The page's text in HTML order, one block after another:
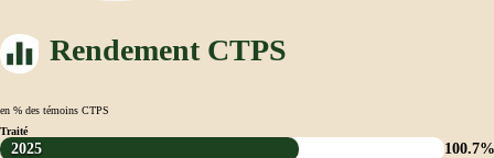
Rendement CTPS
en % des témoins CTPS
Traité
2025